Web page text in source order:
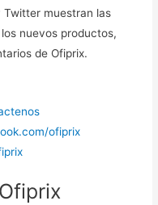
Twitter muestran las
nuevos productos,
de Ofiprix.
ofiprix